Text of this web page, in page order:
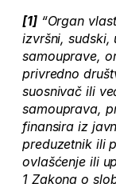
[1]“Organ
izvršni, sudski,
samouprave,
privredno
suosnivač ili
samouprava,
finansira iz
preduzetnik ili
ovlašćenje ili
1 Zakona o